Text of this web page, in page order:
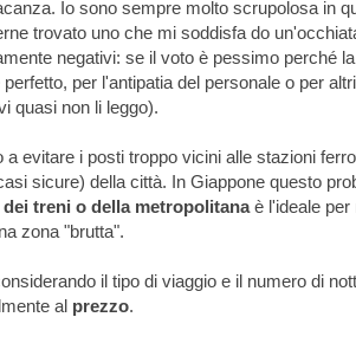
Io sono sempre molto scrupolosa in
trovato uno che mi soddisfa do
negativi: se il voto è pessimo perché
per l'antipatia del personale o per
quasi non li leggo).
a evitare i posti troppo vicini alle stazioni
sicure) della città. In Giappone questo
treni o della metropolitanaè l'ideale per
zona "brutta".
il tipo di viaggio e il numero di
al prezzo.